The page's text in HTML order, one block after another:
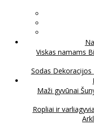
Viskas namams
Sodas Dekoracijos
Maži gyvūnai
Ropliai ir